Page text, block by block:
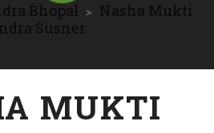
Bhopal > Nasha Mukti
Susner
MUKTI